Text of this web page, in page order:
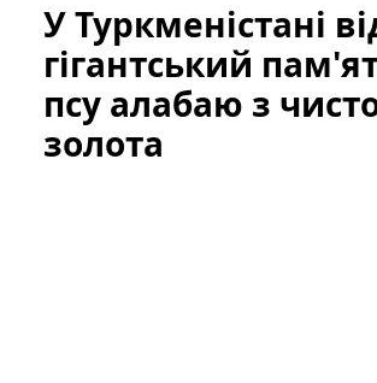
У Туркменістані
гігантський
псу алабаю з
золота